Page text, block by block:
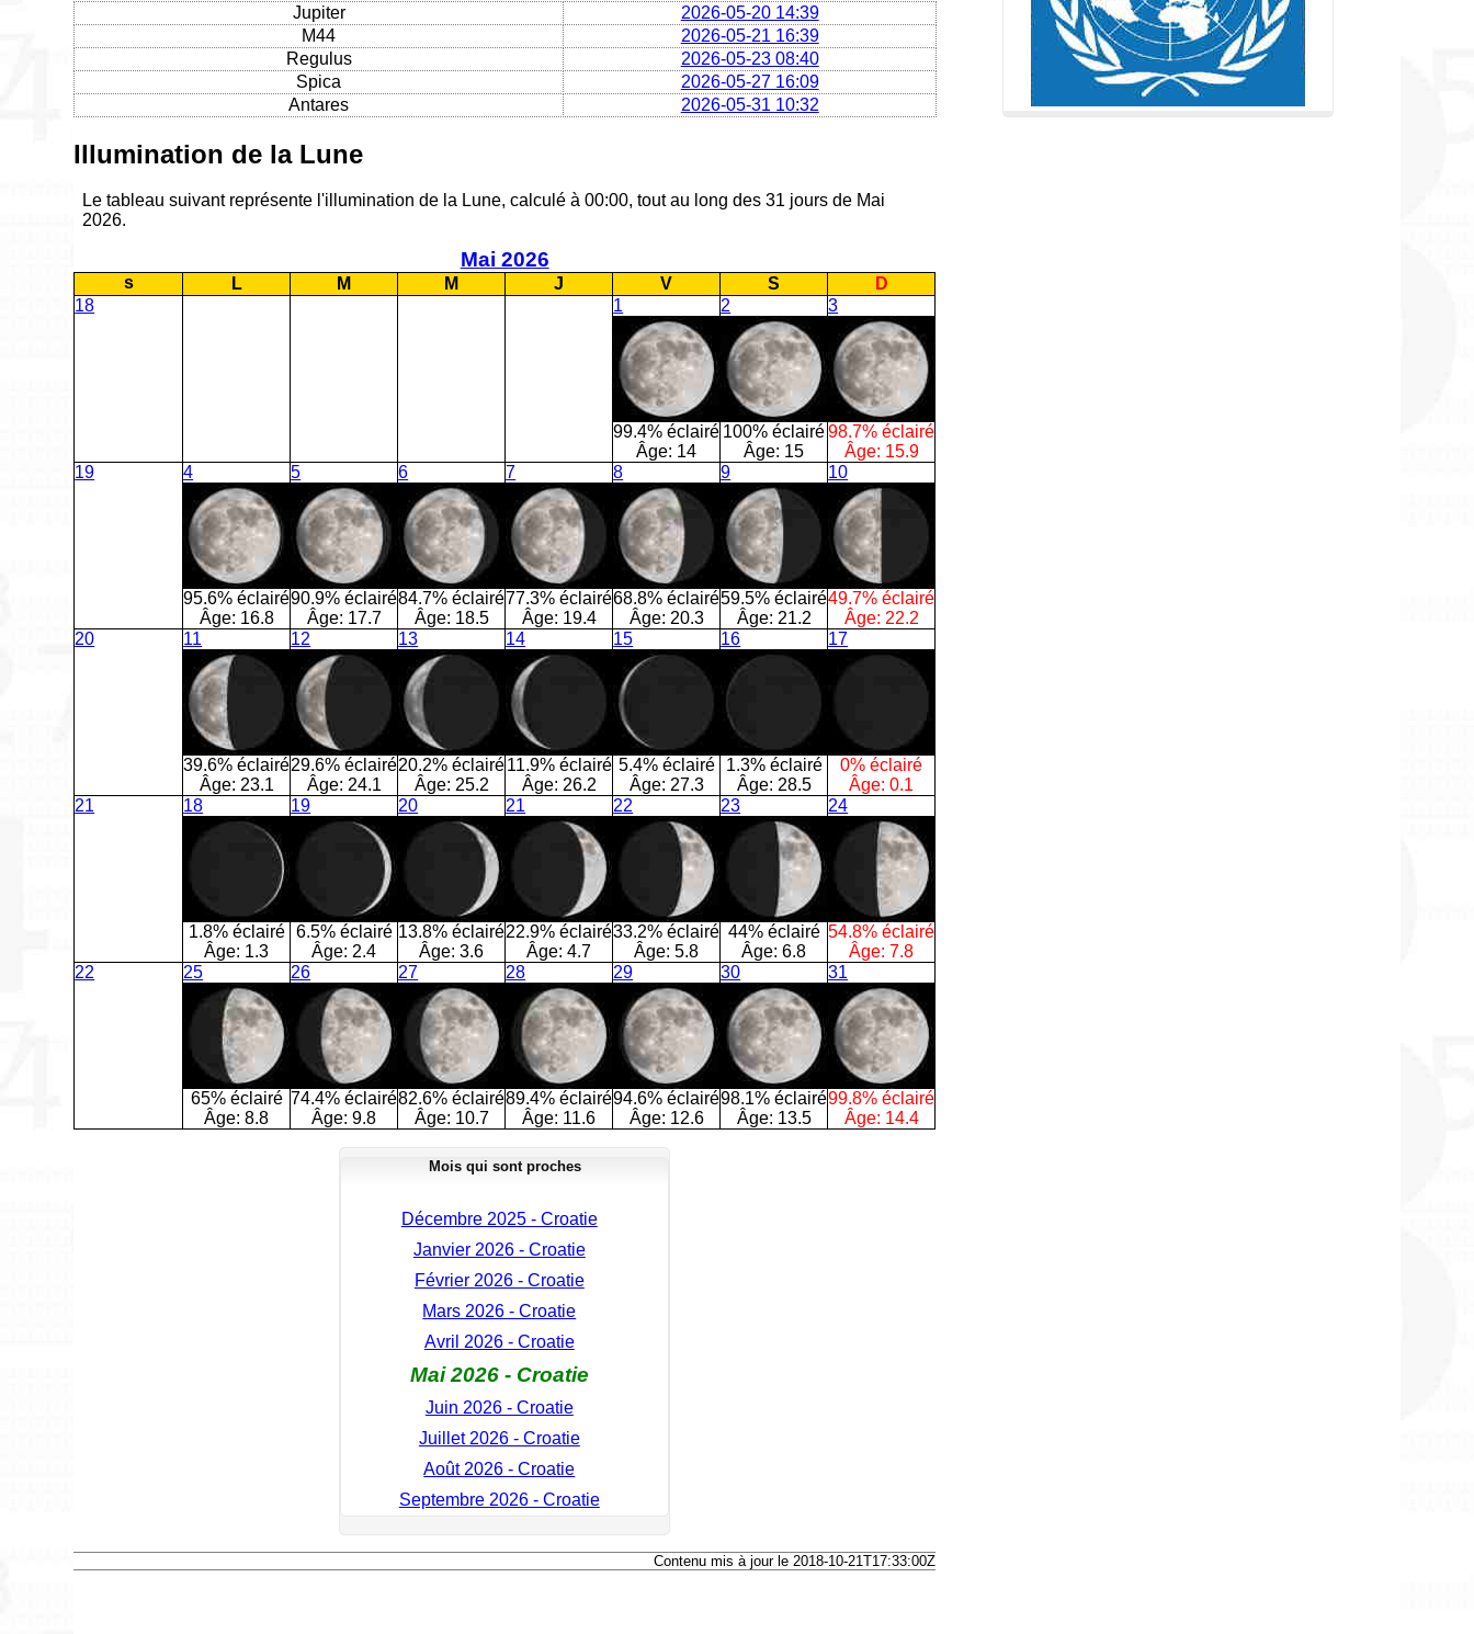
Jupiter
2026-05-20 14:39
M44
2026-05-21 16:39
Regulus
2026-05-23 08:40
Spica
2026-05-27 16:09
Antares
2026-05-31 10:32
Illumination de la Lune
Le tableau suivant représente l'illumination de la Lune, calculé à 00:00, tout au long des 31 jours de Mai
2026.
Mai 2026
s L M M J V S
D
18
1
99.4% éclairé
Âge: 14
2
100% éclairé
Âge: 15
3
98.7% éclairé
Âge: 15.9
19
4
95.6% éclairé
Âge: 16.8
5
90.9% éclairé
Âge: 17.7
6
84.7% éclairé
Âge: 18.5
7
77.3% éclairé
Âge: 19.4
8
68.8% éclairé
Âge: 20.3
9
59.5% éclairé
Âge: 21.2
10
49.7% éclairé
Âge: 22.2
20
11
39.6% éclairé
Âge: 23.1
12
29.6% éclairé
Âge: 24.1
13
20.2% éclairé
Âge: 25.2
14
11.9% éclairé
Âge: 26.2
15
5.4% éclairé
Âge: 27.3
16
1.3% éclairé
Âge: 28.5
17
0% éclairé
Âge: 0.1
21
18
1.8% éclairé
Âge: 1.3
19
6.5% éclairé
Âge: 2.4
20
13.8% éclairé
Âge: 3.6
21
22.9% éclairé
Âge: 4.7
22
33.2% éclairé
Âge: 5.8
23
44% éclairé
Âge: 6.8
24
54.8% éclairé
Âge: 7.8
22
25
65% éclairé
Âge: 8.8
26
74.4% éclairé
Âge: 9.8
27
82.6% éclairé
Âge: 10.7
28
89.4% éclairé
Âge: 11.6
29
94.6% éclairé
Âge: 12.6
30
98.1% éclairé
Âge: 13.5
31
99.8% éclairé
Âge: 14.4
Mois qui sont proches
Décembre 2025 - Croatie
Janvier 2026 - Croatie
Février 2026 - Croatie
Mars 2026 - Croatie
Avril 2026 - Croatie
Mai 2026 - Croatie
Juin 2026 - Croatie
Juillet 2026 - Croatie
Août 2026 - Croatie
Septembre 2026 - Croatie
Contenu mis à jour le 2018-10-21T17:33:00Z